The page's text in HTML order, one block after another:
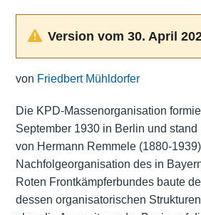
Version vom 30. April
von Friedbert Mühldorfer
Die KPD-Massenorganisation
September 1930 in Berlin und stand
von Hermann Remmele (1880-
Nachfolgeorganisation des in
Roten Frontkämpferbundes baute
dessen organisatorischen